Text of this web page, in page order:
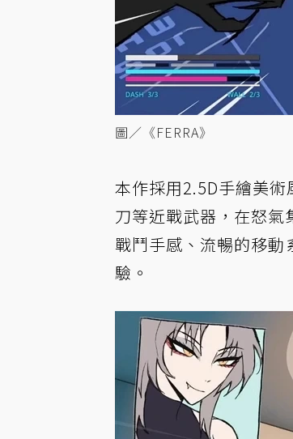
圖／《FERRA》
本作採用2.5D手繪美
刀等近戰武器，在怒
戰鬥手感、流暢的移
驗。